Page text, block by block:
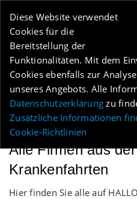
Online-Magazin für
Diese Website verwendet
Cookies für die
Bereitstellung der
Funktionalitäten. Mit dem
Cookies ebenfalls zur
unseres Angebots. Alle
Datenschutzerklärung zu
Zusätzliche Informationen
Cookie-Richtlinien
MENÜ
Alle Firmen aus
Krankenfahrten
Hier finden Sie alle auf